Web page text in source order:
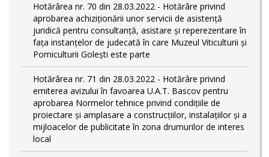
Hotărârea nr. 70 din 28.03.2022 - Hotărâre privind
aprobarea achiziționării unor servicii de asistență
juridică pentru consultanță, asistare și reperezentare în
fața instanțelor de judecată în care Muzeul Viticulturii și
Pomiculturii Golești este parte
Hotărârea nr. 71 din 28.03.2022 - Hotărâre privind
emiterea avizului în favoarea U.A.T. Bascov pentru
aprobarea Normelor tehnice privind condiţiile de
proiectare şi amplasare a construcţiilor, instalaţiilor şi a
mijloacelor de publicitate în zona drumurilor de interes
local